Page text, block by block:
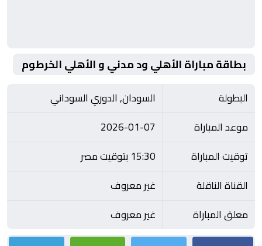
بطاقة مباراة الأهلي ود مدني و الأهلي الخرطوم
البطولة
السودان, الدوري السوداني
موعد المباراة
2026-01-07
توقيت المباراة
15:30 بتوقيت مصر
القناة الناقلة
غير معروف
معلق المباراة
غير معروف